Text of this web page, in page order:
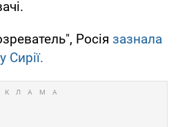
Росія зазнала
Сирії.